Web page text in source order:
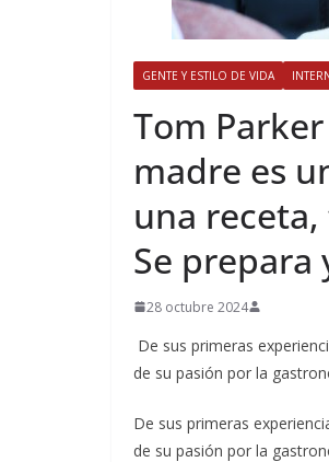
GENTE Y ESTILO DE VIDA
​Tom
madre es
una receta,
Se prepara
28 octubre 2024
De sus primeras
de su pasión por la
​De sus primeras
de su pasión por la